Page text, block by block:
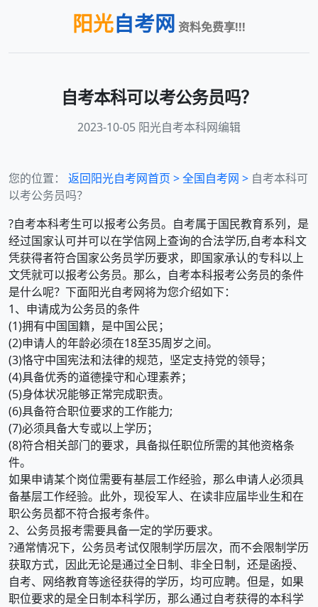
阳光自考网 资料免费享!!!
自考本科可以考公务员吗？
2023-10-05 阳光自考本科网编辑
您的位置： 返回阳光自考网首页 >全国自考网 > 自考本科可
以考公务员吗？
?自考本科考生可以报考公务员。自考属于国民教育系列，是
经过国家认可并可以在学信网上查询的合法学历,自考本科文
凭获得者符合国家公务员学历要求，即国家承认的专科以上
文凭就可以报考公务员。那么，自考本科报考公务员的条件
是什么呢？下面阳光自考网将为您介绍如下：
1、申请成为公务员的条件
(1)拥有中国国籍，是中国公民；
(2)申请人的年龄必须在18至35周岁之间。
(3)恪守中国宪法和法律的规范，坚定支持党的领导；
(4)具备优秀的道德操守和心理素养；
(5)身体状况能够正常完成职责。
(6)具备符合职位要求的工作能力;
(7)必须具备大专或以上学历；
(8)符合相关部门的要求，具备拟任职位所需的其他资格条
件。
如果申请某个岗位需要有基层工作经验，那么申请人必须具
备基层工作经验。此外，现役军人、在读非应届毕业生和在
职公务员都不符合报考条件。
2、公务员报考需要具备一定的学历要求。
?通常情况下，公务员考试仅限制学历层次，而不会限制学历
获取方式，因此无论是通过全日制、非全日制，还是函授、
自考、网络教育等途径获得的学历，均可应聘。但是，如果
职位要求的是全日制本科学历，那么通过自考获得的本科学